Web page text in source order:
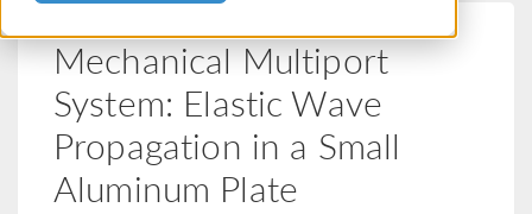
Mechanical Multiport
System: Elastic Wave
Propagation in a Small
Aluminum Plate